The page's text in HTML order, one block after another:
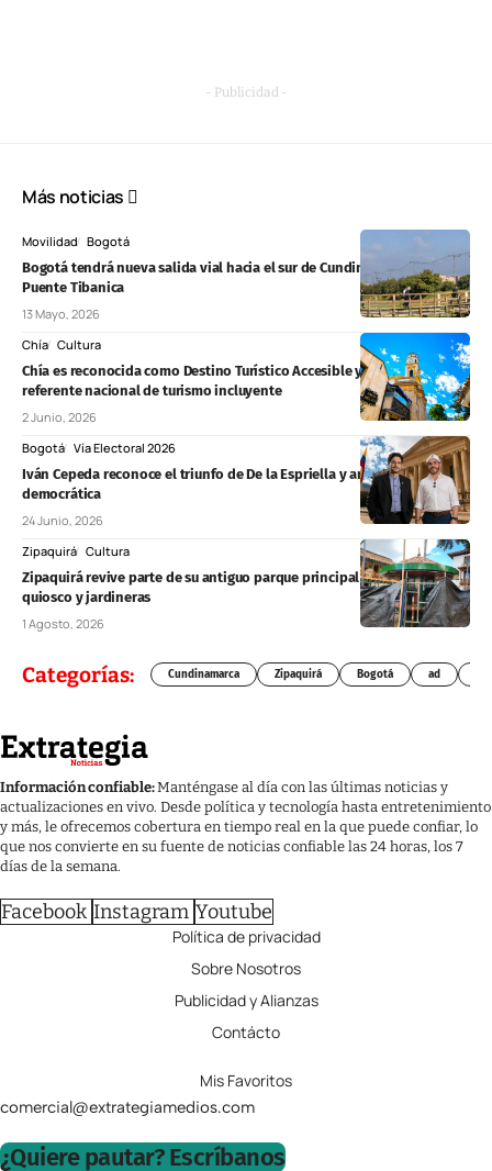
- Publicidad -
Más noticias
Movilidad Bogotá
Bogotá tendrá nueva salida vial hacia el sur de Cundinamarca por el
Puente Tibanica
13 Mayo, 2026
Chía Cultura
Chía es reconocida como Destino Turístico Accesible y se convierte en
referente nacional de turismo incluyente
2 Junio, 2026
Bogotá Vía Electoral 2026
Iván Cepeda reconoce el triunfo de De la Espriella y anuncia oposición
democrática
24 Junio, 2026
Zipaquirá Cultura
Zipaquirá revive parte de su antiguo parque principal con un nuevo
quiosco y jardineras
1 Agosto, 2026
Categorías: Cundinamarca Zipaquirá Bogotá ad
Información confiable:Manténgase al día con las últimas noticias y
actualizaciones en vivo. Desde política y tecnología hasta entretenimiento
y más, le ofrecemos cobertura en tiempo real en la que puede confiar, lo
que nos convierte en su fuente de noticias confiable las 24 horas, los 7
días de la semana.
Facebook Instagram Youtube
Política de privacidad
Sobre Nosotros
Publicidad y Alianzas
Contácto
Mis Favoritos
comercial@extrategiamedios.com
¿Quiere pautar? Escríbanos